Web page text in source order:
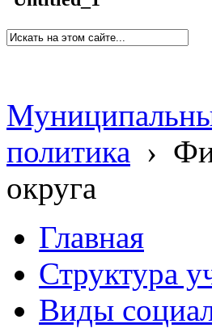
политика ›
округа
Главная
Структура
Виды